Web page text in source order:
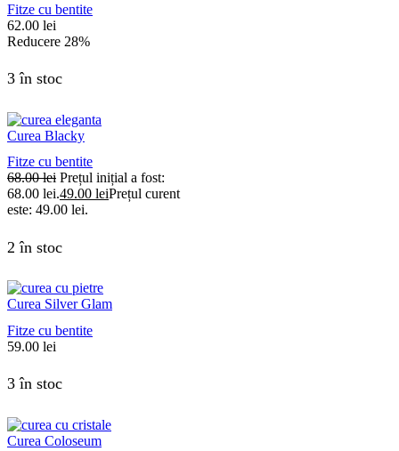
Fitze cu bentite
62.00 lei
Reducere 28%
3 în stoc
Curea Blacky
Fitze cu bentite
68.00lei Prețul inițial a fost:
68.00 lei.49.00 leiPrețul curent
este: 49.00 lei.
2 în stoc
Curea Silver Glam
Fitze cu bentite
59.00 lei
3 în stoc
Curea Coloseum